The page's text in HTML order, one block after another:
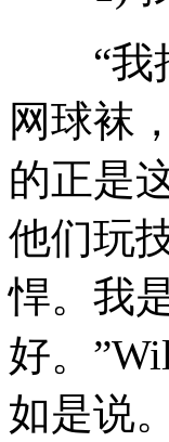
“我把
网球袜
的正是
他们玩
悍。我
好。
如是说。